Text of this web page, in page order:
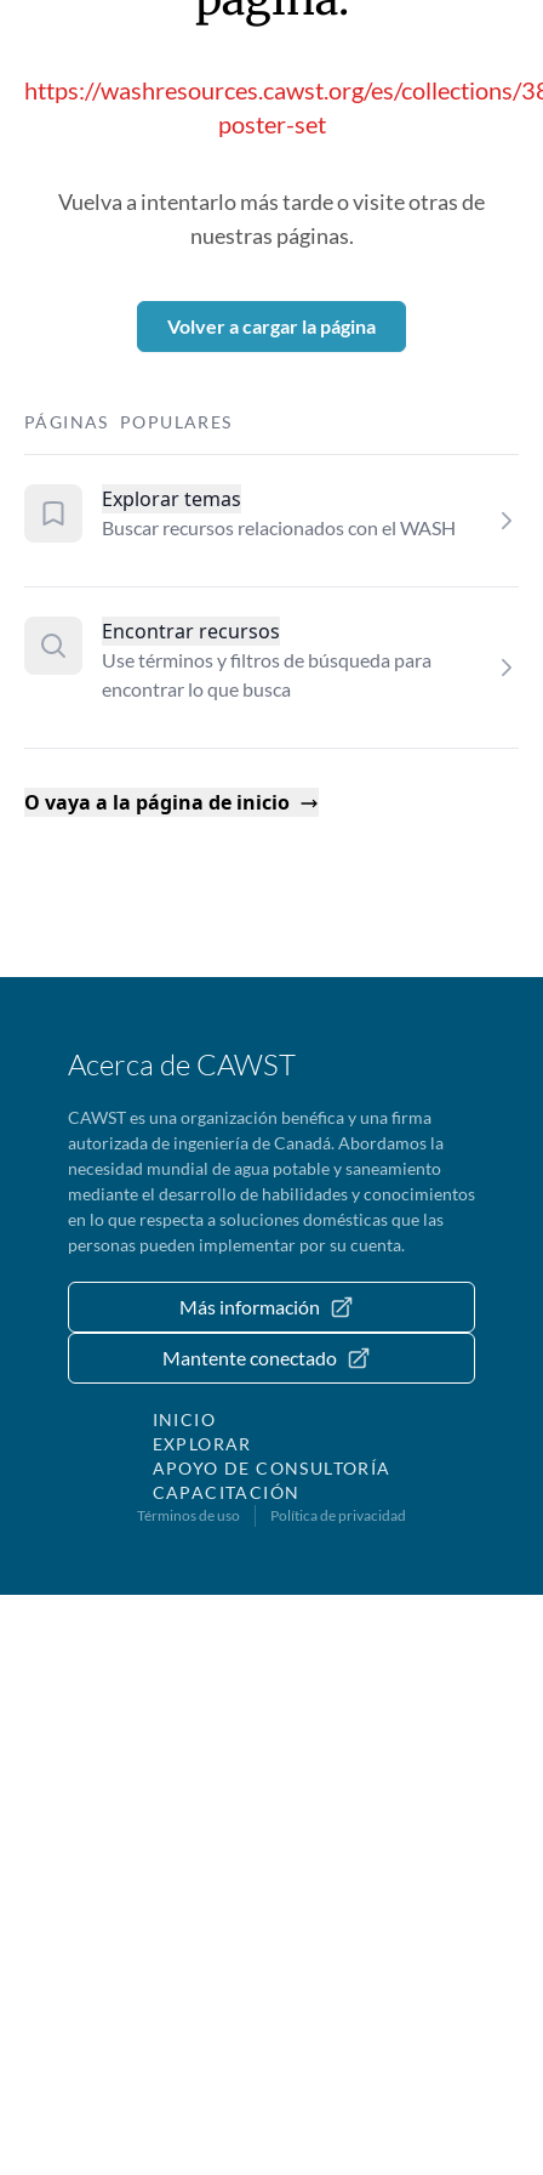
https://washresources.cawst.org/es/collections/
poster-set
Vuelva a intentarlo más tarde o visite otras de
nuestras páginas.
Volver a cargar la página
PÁGINAS POPULARES
Explorar temas
Buscar recursos relacionados con el WASH
Encontrar recursos
Use términos y filtros de búsqueda para
encontrar lo que busca
O vaya a la página de inicio
Acerca de CAWST
CAWST es una organización benéfica y una firma
autorizada de ingeniería de Canadá. Abordamos la
necesidad mundial de agua potable y saneamiento
mediante el desarrollo de habilidades y conocimientos
en lo que respecta a soluciones domésticas que las
personas pueden implementar por su cuenta.
Más información
Mantente conectado
INICIO
EXPLORAR
APOYO DE CONSULTORÍA
CAPACITACIÓN
Términos de uso Política de privacidad